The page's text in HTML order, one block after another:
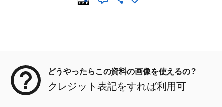
どうやったらこの資料の画像を使えるの？
クレジット表記をすれば利用可